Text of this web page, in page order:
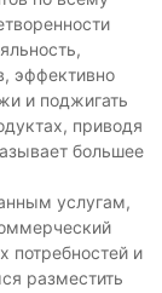
эффективно
и поджигать
приводя
большее
услугам,
потребностей и
разместить